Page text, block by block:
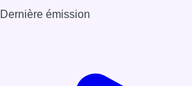
Dernière émission